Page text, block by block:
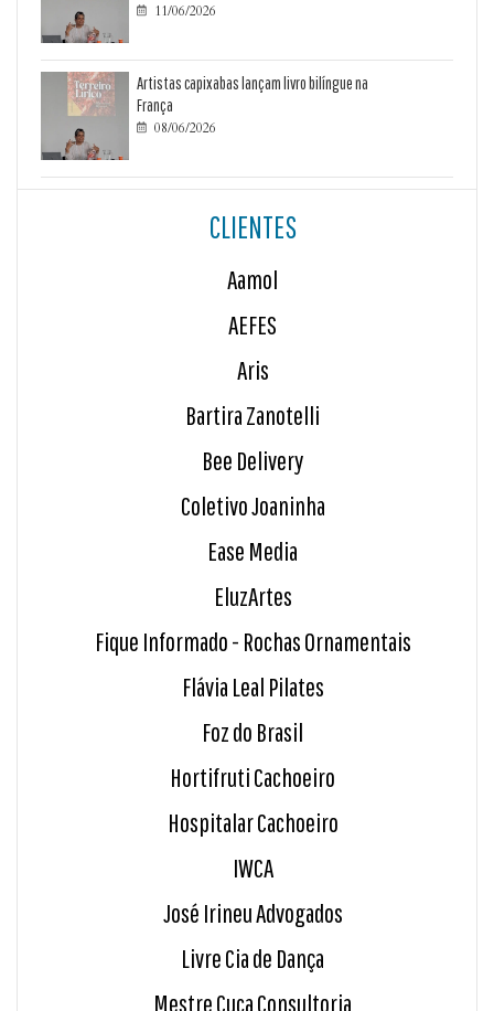
 11/06/2026
Artistas capixabas lançam livro bilíngue na
França
 08/06/2026
CLIENTES
Aamol
AEFES
Aris
Bartira Zanotelli
Bee Delivery
Coletivo Joaninha
Ease Media
EluzArtes
Fique Informado - Rochas Ornamentais
Flávia Leal Pilates
Foz do Brasil
Hortifruti Cachoeiro
Hospitalar Cachoeiro
IWCA
José Irineu Advogados
Livre Cia de Dança
Mestre Cuca Consultoria